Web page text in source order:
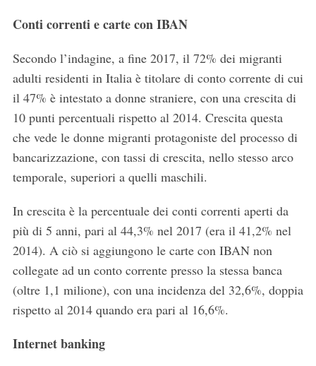
Conti correnti e carte con IBAN
Secondo l’indagine, a fine 2017, il 72% dei migranti
adulti residenti in Italia è titolare di conto corrente di cui
il 47% è intestato a donne straniere, con una crescita di
10 punti percentuali rispetto al 2014. Crescita questa
che vede le donne migranti protagoniste del processo di
bancarizzazione, con tassi di crescita, nello stesso arco
temporale, superiori a quelli maschili.
In crescita è la percentuale dei conti correnti aperti da
più di 5 anni, pari al 44,3% nel 2017 (era il 41,2% nel
2014). A ciò si aggiungono le carte con IBAN non
collegate ad un conto corrente presso la stessa banca
(oltre 1,1 milione), con una incidenza del 32,6%, doppia
rispetto al 2014 quando era pari al 16,6%.
Internet banking